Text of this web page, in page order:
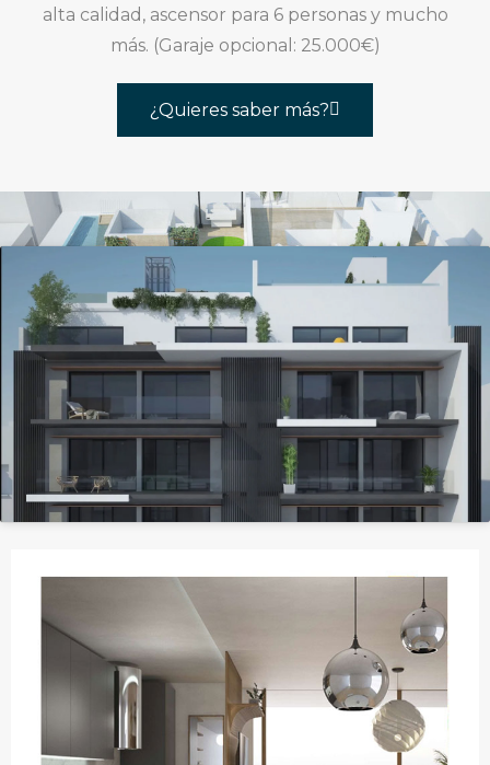
alta calidad, ascensor para 6 personas y mucho
más. (Garaje opcional: 25.000€)
¿Quieres saber más?